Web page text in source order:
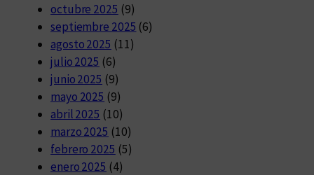
octubre 2025 (9)
septiembre 2025 (6)
agosto 2025 (11)
julio 2025 (6)
junio 2025 (9)
mayo 2025 (9)
abril 2025 (10)
marzo 2025 (10)
febrero 2025 (5)
enero 2025 (4)